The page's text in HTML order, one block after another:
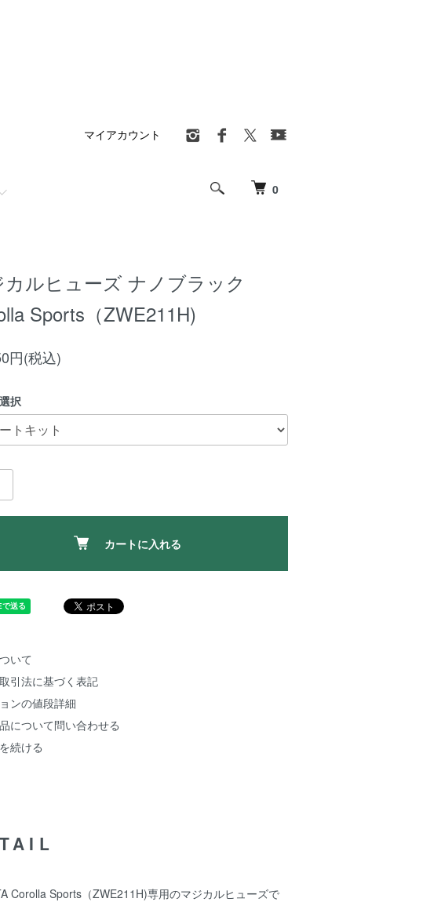
0
マイアカウント
ルヒューズ ナノブラック
Sports（ZWE211H)
円(税込)
択
カートに入れる
いて
引法に基づく表記
ンの値段詳細
について問い合わせる
続ける
Corolla Sports（ZWE211H)専用のマジカルヒューズで